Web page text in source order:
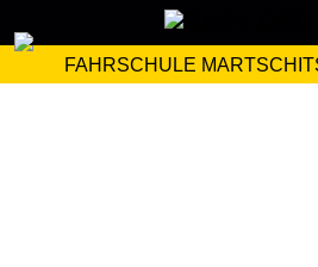
FAHRSCHULE